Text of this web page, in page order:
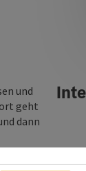
und
geht
dann